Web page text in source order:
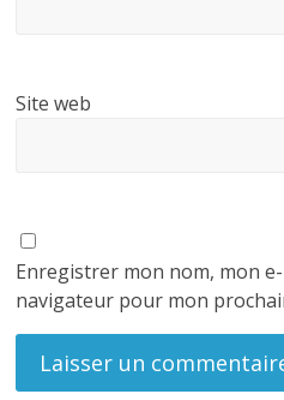
Site web
Enregistrer mon nom, mon
navigateur pour mon